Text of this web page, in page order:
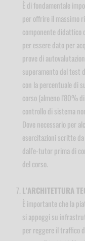
È di fondamentale
per offrire il massimo
componente didattico
per essere dato per
prove di
superamento del test
con la percentuale di
corso (almeno l'80%
controllo di sistema
Dove necessario per
esercitazioni scritte
dall'e-tutor prima di
del corso.
L'ARCHITETTURA
È importante che la
si appoggi su
per reggere il traffico